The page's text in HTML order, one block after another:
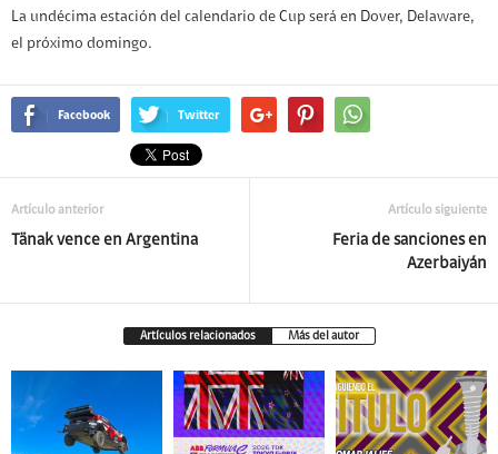
La undécima estación del calendario de Cup será en Dover, Delaware,
el próximo domingo.
Facebook Twitter
Artículo anterior
Tänak vence en Argentina
Artículo siguiente
Feria de sanciones en
Azerbaiyán
Artículos relacionados Más del autor